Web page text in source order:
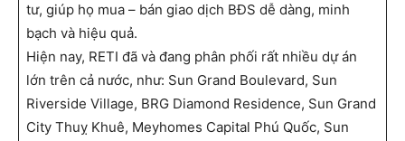
tư, giúp họ mua – bán giao dịch BĐS dễ dàng, minh
bạch và hiệu quả.
Hiện nay, RETI đã và đang phân phối rất nhiều dự án
lớn trên cả nước, như: Sun Grand Boulevard, Sun
Riverside Village, BRG Diamond Residence, Sun Grand
City Thuỵ Khuê, Meyhomes Capital Phú Quốc, Sun